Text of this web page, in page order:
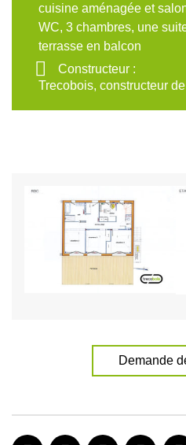
cuisine aménagée et
WC, 3 chambres, une
terrasse en balcon
Constructeur :
Trecobois, constructeur
Demande